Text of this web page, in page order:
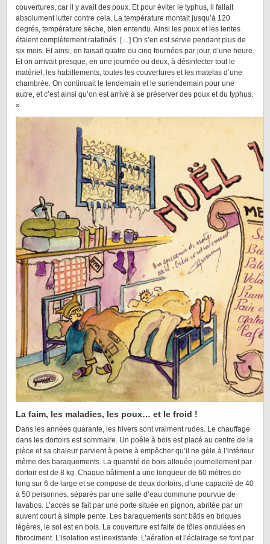
couvertures, car il y avait des poux. Et pour éviter le typhus, il fallait
absolument lutter contre cela. La température montait jusqu’à 120
degrés, température sèche, bien entendu. Ainsi les poux et les lentes
étaient complètement ratatinés. […] On s’en est servie pendant plus de
six mois. Et ainsi, on faisait quatre ou cinq fournées par jour, d’une heure.
Et on arrivait presque, en une journée ou deux, à désinfecter tout le
matériel, les habillements, toutes les couvertures et les matelas d’une
chambrée. On continuait le lendemain et le surlendemain pour une
autre, et c’est ainsi qu’on est arrivé à se préserver des poux et du typhus.
»
La faim, les maladies, les poux… et le froid !
Dans les années quarante, les hivers sont vraiment rudes. Le chauffage
dans les dortoirs est sommaire. Un poêle à bois est placé au centre de la
pièce et sa chaleur parvient à peine à empêcher qu’il ne gèle à l’intérieur
même des baraquements. La quantité de bois allouée journellement par
dortoir est de 8 kg. Chaque bâtiment a une longueur de 60 mètres de
long sur 6 de large et se compose de deux dortoirs, d’une capacité de 40
à 50 personnes, séparés par une salle d’eau commune pourvue de
lavabos. L’accès se fait par une porte située en pignon, abritée par un
auvent court à simple pente. Les baraquements sont bâtis en briques
légères, le sol est en bois. La couverture est faite de tôles ondulées en
fibrociment. L’isolation est inexistante. L’aération et l’éclairage se font par